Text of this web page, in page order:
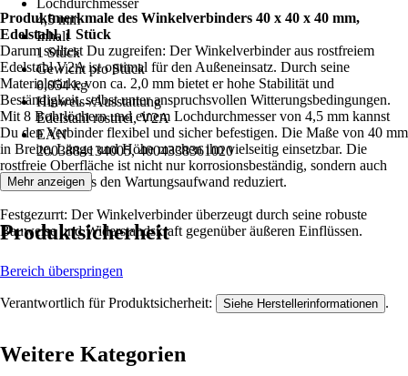
Lochdurchmesser
4,5 mm
Inhalt
1 Stück
Gewicht pro Stück
0,054 kg
Hinweis-/Ausstattung
Edelstahl rostfrei, V2A
EAN
2003884134005, 4004338361020
Produktmerkmale des Winkelverbinders 40 x 40 x 40 mm,
Edelstahl, 1 Stück
Darum solltest Du zugreifen: Der Winkelverbinder aus rostfreiem
Edelstahl V2A ist optimal für den Außeneinsatz. Durch seine
Materialstärke von ca. 2,0 mm bietet er hohe Stabilität und
Beständigkeit, selbst unter anspruchsvollen Witterungsbedingungen.
Mit 8 Bohrlöchern und einem Lochdurchmesser von 4,5 mm kannst
Du den Verbinder flexibel und sicher befestigen. Die Maße von 40 mm
in Breite, Länge und Höhe machen ihn vielseitig einsetzbar. Die
rostfreie Oberfläche ist nicht nur korrosionsbeständig, sondern auch
pflegeleicht, was den Wartungsaufwand reduziert.
Festgezurrt: Der Winkelverbinder überzeugt durch seine robuste
Bauweise und Widerstandskraft gegenüber äußeren Einflüssen.
Mehr anzeigen
Produktsicherheit
Bereich überspringen
Verantwortlich für Produktsicherheit: Siehe Herstellerinformationen .
Weitere Kategorien